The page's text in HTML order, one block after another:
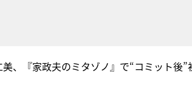
、『家政夫のミタゾノ』で“コミット後”